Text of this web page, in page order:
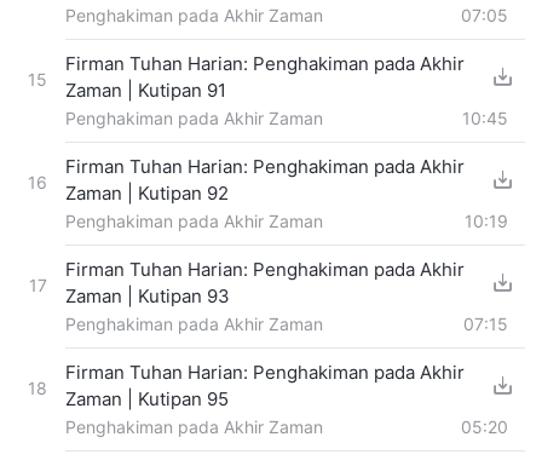
Penghakiman pada Akhir Zaman 07:05
15
Firman Tuhan Harian: Penghakiman pada Akhir
Zaman | Kutipan 91
Penghakiman pada Akhir Zaman 10:45
16
Firman Tuhan Harian: Penghakiman pada Akhir
Zaman | Kutipan 92
Penghakiman pada Akhir Zaman 10:19
17
Firman Tuhan Harian: Penghakiman pada Akhir
Zaman | Kutipan 93
Penghakiman pada Akhir Zaman 07:15
18
Firman Tuhan Harian: Penghakiman pada Akhir
Zaman | Kutipan 95
Penghakiman pada Akhir Zaman 05:20